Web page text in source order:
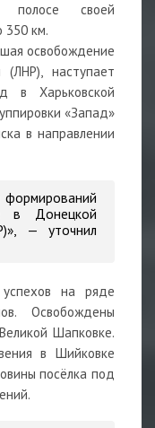
полосе своей
350 км.
освобождение
(ЛНР), наступает
в Харьковской
«Запад»
в направлении
формирований
в Донецкой
— уточнил
успехов на ряде
Освобождены
Шапковке.
в Шийковке
посёлка под